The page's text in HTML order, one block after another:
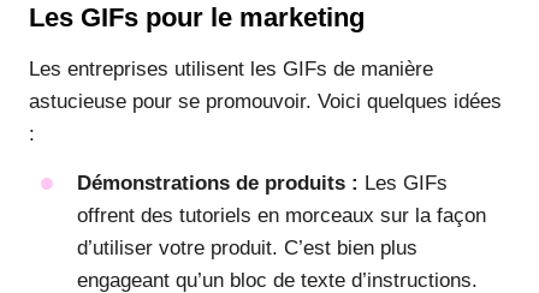
Les GIFs pour le marketing
Les entreprises utilisent les GIFs de manière
astucieuse pour se promouvoir. Voici quelques idées
:
Démonstrations de produits : Les GIFs
offrent des tutoriels en morceaux sur la façon
d’utiliser votre produit. C’est bien plus
engageant qu’un bloc de texte d’instructions.